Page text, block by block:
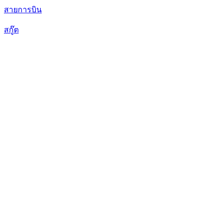
สายการบิน
สกู๊ต